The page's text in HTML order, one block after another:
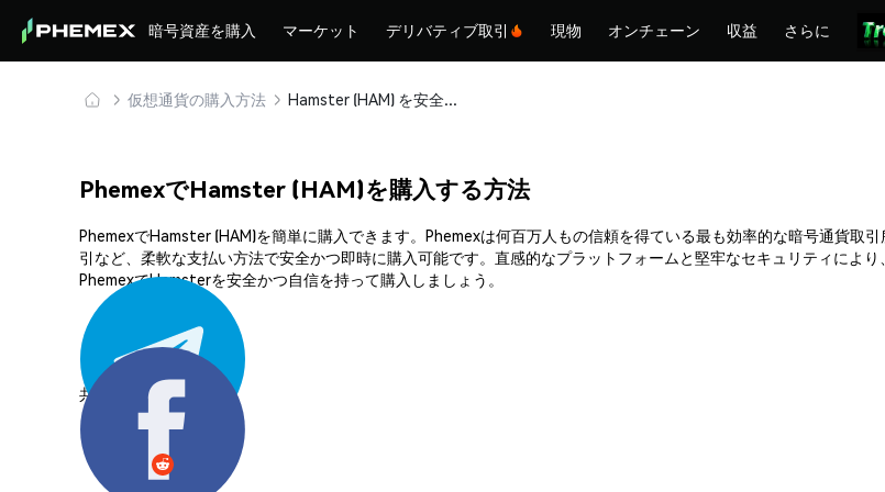
暗号資産を購入 マーケット デリバティブ取引 現物 オンチェーン 収益 さらに
仮想通貨の購入方法 Hamster (HAM) を安全に購入・保管
PhemexでHamster (HAM)を購入する方法
PhemexでHamster (HAM)を簡単に購入できます。Phemexは何百万人もの信頼を得ている最も効率的な暗号通貨取
引など、柔軟な支払い方法で安全かつ即時に購入可能です。直感的なプラットフォームと堅牢なセキュリティによ
PhemexでHamsterを安全かつ自信を持って購入しましょう。
共有する: